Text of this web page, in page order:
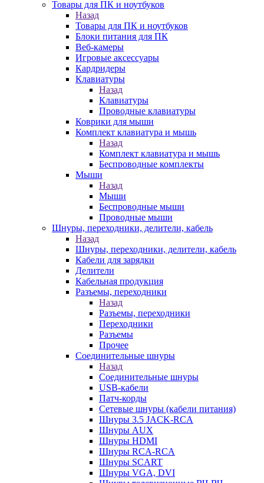
Товары для ПК и ноутбуков
Назад
Товары для ПК и ноутбуков
Блоки питания для ПК
Веб-камеры
Игровые аксессуары
Кардридеры
Клавиатуры
Назад
Клавиатуры
Проводные клавиатуры
Коврики для мыши
Комплект клавиатура и мышь
Назад
Комплект клавиатура и мышь
Беспроводные комплекты
Мыши
Назад
Мыши
Беспроводные мыши
Проводные мыши
Шнуры, переходники, делители, кабель
Назад
Шнуры, переходники, делители, кабель
Кабели для зарядки
Делители
Кабельная продукция
Разъемы, переходники
Назад
Разъемы, переходники
Переходники
Разъемы
Прочее
Соединительные шнуры
Назад
Соединительные шнуры
USB-кабели
Патч-корды
Сетевые шнуры (кабели питания)
Шнуры 3.5 JACK-RCA
Шнуры AUX
Шнуры HDMI
Шнуры RCA-RCA
Шнуры SCART
Шнуры VGA, DVI